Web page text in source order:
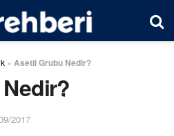
» Asetil Grubu Nedir?
2017